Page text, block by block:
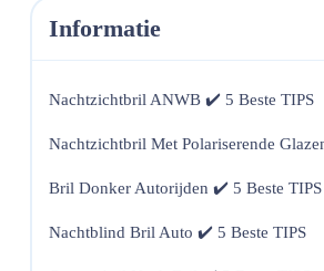
Informatie
Nachtzichtbril ANWB ✔️ 5 Beste TIPS
Nachtzichtbril Met Polariserende
Bril Donker Autorijden ✔️ 5 Beste TIPS
Nachtblind Bril Auto ✔️ 5 Beste TIPS